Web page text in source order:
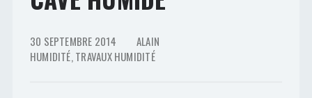
30 SEPTEMBRE 2014
ALAIN
HUMIDITÉ,TRAVAUX HUMIDITÉ